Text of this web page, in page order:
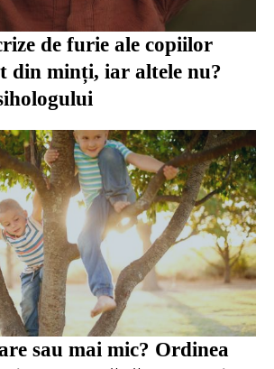
de furie ale copiilor
din minți, iar altele nu?
sau mai mic? Ordinea